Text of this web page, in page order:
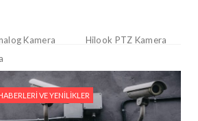
Kamera
Hilook PTZ Kamera
VE YENILIKLER